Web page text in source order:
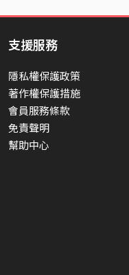
支援服務
隱私權保護政策
著作權保護措施
會員服務條款
免責聲明
幫助中心